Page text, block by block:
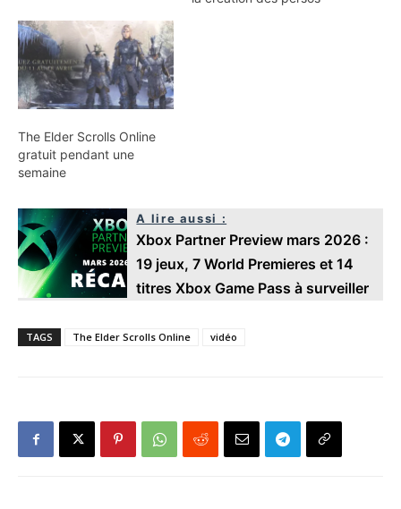
The Elder Scrolls Online
gratuit pendant une
semaine
A lire aussi :
Xbox Partner Preview mars 2026 :
19 jeux, 7 World Premieres et 14
titres Xbox Game Pass à surveiller
TAGS The Elder Scrolls Online vidéo